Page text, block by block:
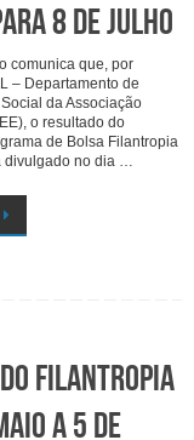
8 de julho
comunica que, por
– Departamento de
da Associação
o resultado do
de Bolsa Filantropia
divulgado no dia …
Filantropia
a 5 de